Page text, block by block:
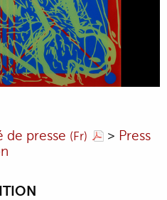
de presse (Fr) > Press